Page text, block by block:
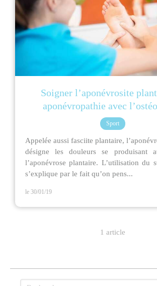
Soigner l’aponévrosite
aponévropathie avec
Sport
Appelée aussi fasciite plantaire,
désigne les douleurs se produisant
l’aponévrose plantaire. L’utilisation du
s’explique par le fait qu’on pens...
le 30/01/19
1 article
Rechercher